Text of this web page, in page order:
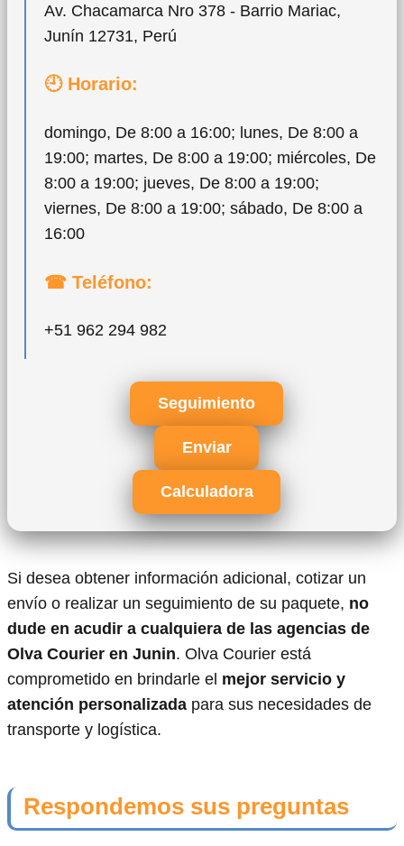
Av. Chacamarca Nro 378 - Barrio Mariac,
Junín 12731, Perú
🕘 Horario:
domingo, De 8:00 a 16:00; lunes, De 8:00 a
19:00; martes, De 8:00 a 19:00; miércoles, De
8:00 a 19:00; jueves, De 8:00 a 19:00;
viernes, De 8:00 a 19:00; sábado, De 8:00 a
16:00
☎ Teléfono:
+51 962 294 982
Seguimiento
Enviar
Calculadora
Si desea obtener información adicional, cotizar un
envío o realizar un seguimiento de su paquete, no
dude en acudir a cualquiera de las agencias de
Olva Courier en Junin. Olva Courier está
comprometido en brindarle el mejor servicio y
atención personalizada para sus necesidades de
transporte y logística.
Respondemos sus preguntas